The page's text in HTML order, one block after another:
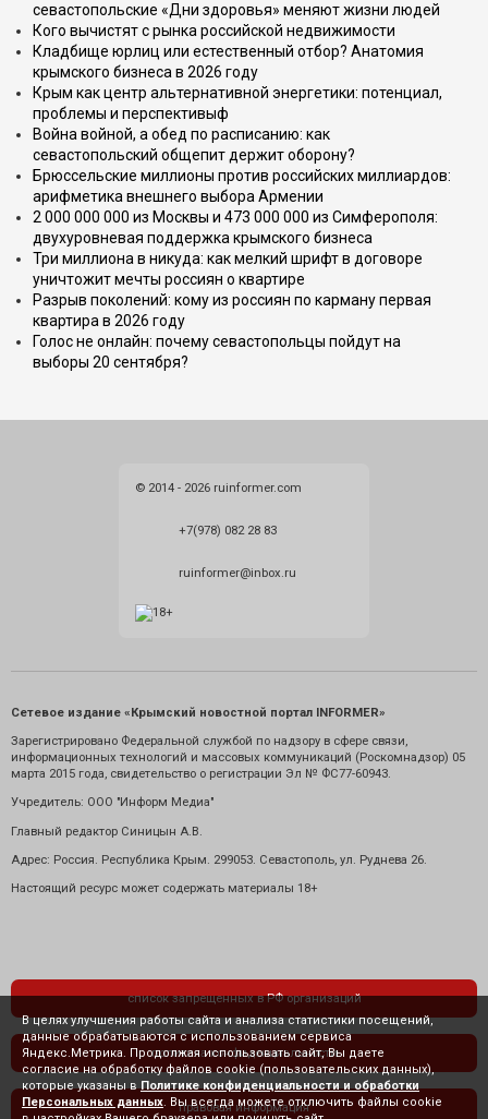
севастопольские «Дни здоровья» меняют жизни людей
Кого вычистят с рынка российской недвижимости
Кладбище юрлиц или естественный отбор? Анатомия
крымского бизнеса в 2026 году
Крым как центр альтернативной энергетики: потенциал,
проблемы и перспективыф
Война войной, а обед по расписанию: как
севастопольский общепит держит оборону?
Брюссельские миллионы против российских миллиардов:
арифметика внешнего выбора Армении
2 000 000 000 из Москвы и 473 000 000 из Симферополя:
двухуровневая поддержка крымского бизнеса
Три миллиона в никуда: как мелкий шрифт в договоре
уничтожит мечты россиян о квартире
Разрыв поколений: кому из россиян по карману первая
квартира в 2026 году
Голос не онлайн: почему севастопольцы пойдут на
выборы 20 сентября?
© 2014 - 2026 ruinformer.com
+7(978) 082 28 83
ruinformer@inbox.ru
Сетевое издание «Крымский новостной портал INFORMER»
Зарегистрировано Федеральной службой по надзору в сфере связи,
информационных технологий и массовых коммуникаций (Роскомнадзор) 05
марта 2015 года, свидетельство о регистрации Эл № ФС77-60943.
Учредитель: ООО "Информ Медиа"
Главный редактор Синицын А.В.
Адрес: Россия. Республика Крым. 299053. Севастополь, ул. Руднева 26.
Настоящий ресурс может содержать материалы 18+
список запрещенных в РФ организаций
политика конфиденциальности
правовая информация
В целях улучшения работы сайта и анализа статистики посещений,
данные обрабатываются с использованием сервиса
Яндекс.Метрика. Продолжая использовать сайт, Вы даете
согласие на обработку файлов cookie (пользовательских данных),
которые указаны в Политике конфиденциальности и обработки
Персональных данных . Вы всегда можете отключить файлы cookie